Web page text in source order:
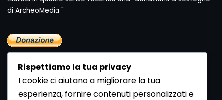
di ArcheoMedia "
Rispettiamo la tua privacy
I cookie ci aiutano a migliorare la tua
esperienza, fornire contenuti personalizzati e